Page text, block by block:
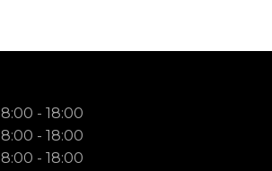
8:00 - 18:00
8:00 - 18:00
8:00 - 18:00